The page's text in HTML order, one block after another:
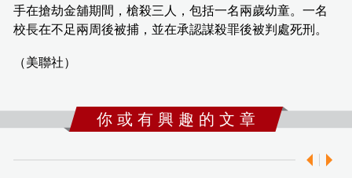
手在搶劫金舖期間，槍殺三人，包括一名兩歲幼童。一名
校長在不足兩周後被捕，並在承認謀殺罪後被判處死刑。
（美聯社）
你 或 有 興 趣 的 文 章